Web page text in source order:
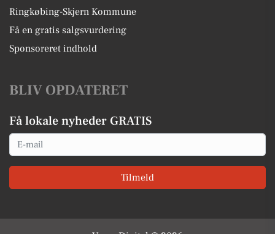
Ringkøbing-Skjern Kommune
Få en gratis salgsvurdering
Sponsoreret indhold
BLIV OPDATERET
Få lokale nyheder GRATIS
Email
Tilmeld